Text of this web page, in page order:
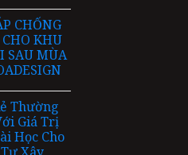
CHỐNG
KHU
SAU MÙA
Thường
Giá Trị
Học Cho